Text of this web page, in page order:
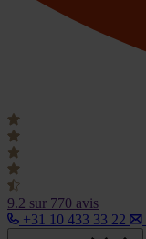
9.2 sur 770 avis
+31 10 433 33 22